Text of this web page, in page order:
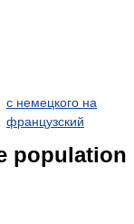
с немецкого на
французский
population